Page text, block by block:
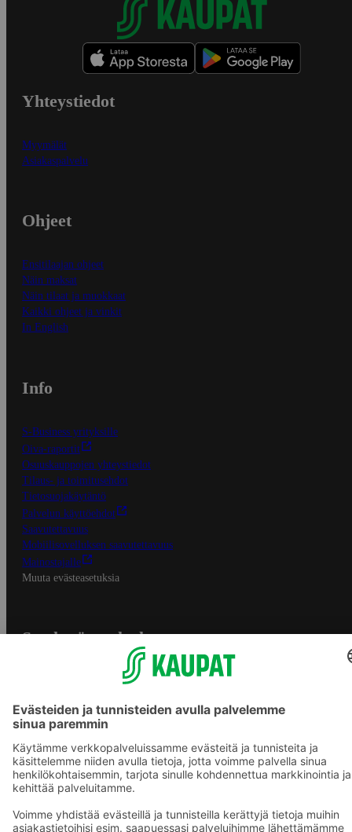
Yhteystiedot
Myymälät
Asiakaspalvelu
Ohjeet
Ensitilaajan ohjeet
Näin maksat
Näin tilaat ja muokkaat
Kaikki ohjeet ja vinkit
In English
Info
S-Business yrityksille
Oiva-raportit
Osuuskauppojen yhteystiedot
Tilaus- ja toimitusehdot
Tietosuojakäytäntö
Palvelun käyttöehdot
Saavutettavuus
Mobiilisovelluksen saavutettavuus
Mainostajalle
Muuta evästeasetuksia
S-ryhmän palvelut
Yhteishyvä Ruoka -sovellus
S-ostoslista -sovellus
Prisma.fi
Sokos.fi
S-Pankki
Sokos Hotels